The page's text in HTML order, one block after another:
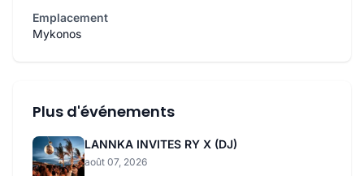
Emplacement
Mykonos
Plus d'événements
LANNKA INVITES RY X (DJ)
août 07, 2026